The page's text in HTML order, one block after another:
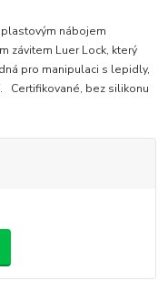
nábojem
závitem Luer Lock, který
pro manipulaci s lepidly,
Certifikované, bez silikonu